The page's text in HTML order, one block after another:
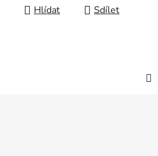
Hlídat Sdílet